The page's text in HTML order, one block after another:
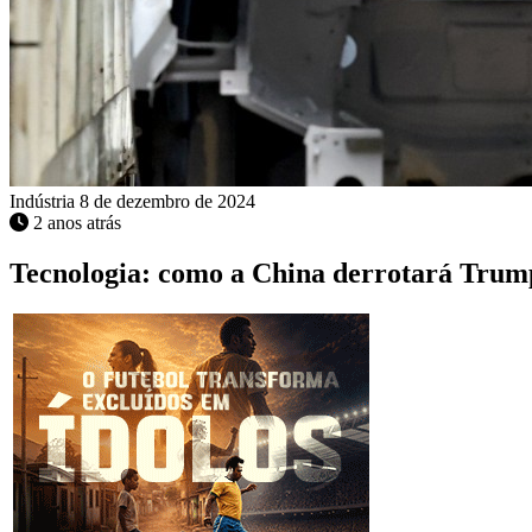
Indústria 8 de dezembro de 2024
2 anos atrás
Tecnologia: como a China derrotará